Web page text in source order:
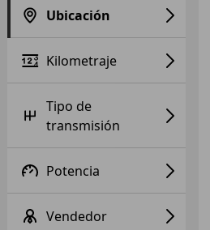
Ubicación
Kilometraje
Tipo de
transmisión
Potencia
Vendedor